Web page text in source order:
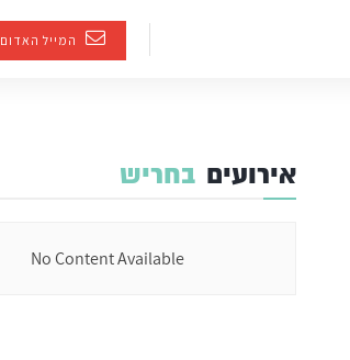
המייל האדום
אירועים בחריש
No Content Available